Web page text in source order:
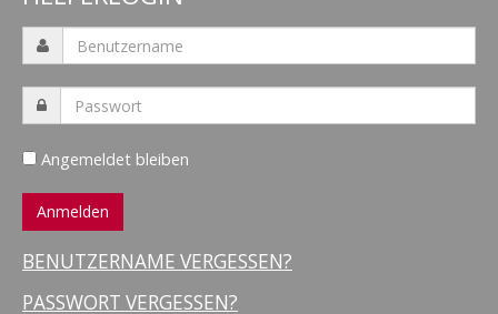
Angemeldet bleiben
BENUTZERNAME VERGESSEN?
PASSWORT VERGESSEN?